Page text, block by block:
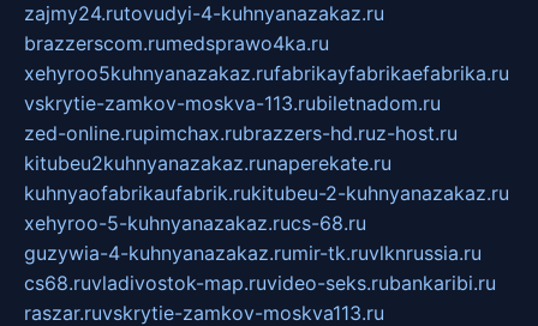
zajmy24.rutovudyi-4-kuhnyanazakaz.ru
brazzerscom.rumedsprawo4ka.ru
xehyroo5kuhnyanazakaz.rufabrikayfabrikaefabrika.ru
vskrytie-zamkov-moskva-113.rubiletnadom.ru
zed-online.rupimchax.rubrazzers-hd.ruz-host.ru
kitubeu2kuhnyanazakaz.runaperekate.ru
kuhnyaofabrikaufabrik.rukitubeu-2-kuhnyanazakaz.ru
xehyroo-5-kuhnyanazakaz.rucs-68.ru
guzywia-4-kuhnyanazakaz.rumir-tk.ruvlknrussia.ru
cs68.ruvladivostok-map.ruvideo-seks.rubankaribi.ru
raszar.ruvskrytie-zamkov-moskva113.ru